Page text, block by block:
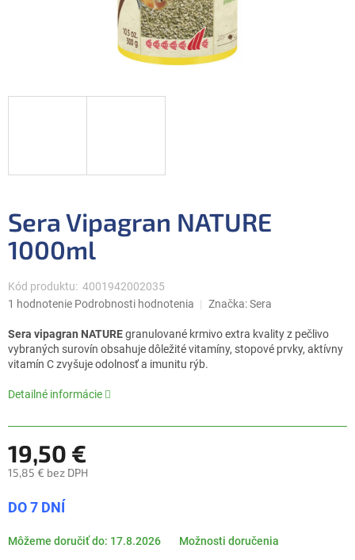
Sera Vipagran NATURE
1000ml
Kód produktu: 4001942002035
Priemerné
produktu
je
5,0
5
1 hodnotenie Podrobnosti hodnotenia Značka:Sera
Sera vipagran NATUREgranulované krmivo extra kvality z pečlivo
vybraných surovín obsahuje dôležité vitamíny, stopové prvky, aktívny
vitamín C zvyšuje odolnosť a imunitu rýb.
Detailné informácie
19,50 €
15,85 € bez DPH
cena:
DO 7 DNÍ
Môžeme doručiť do: 17.8.2026 Možnosti doručenia